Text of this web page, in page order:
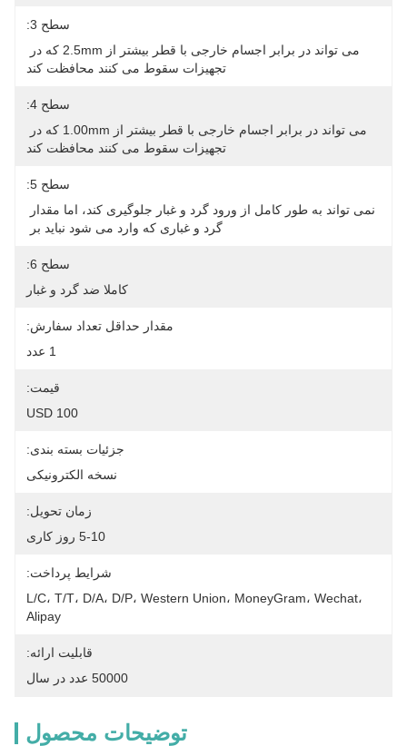
سطح 3:
تجهیزات سقوط می کنند محافظت کند
سطح 4:
تجهیزات سقوط می کنند محافظت کند
سطح 5:
گرد و غباری که وارد می شود نباید بر
سطح 6:
کاملا ضد گرد و غبار
مقدار حداقل تعداد سفارش:
1 عدد
قیمت:
100 USD
جزئیات بسته بندی:
نسخه الکترونیکی
زمان تحویل:
5-10 روز کاری
شرایط پرداخت:
L/C، T/T، D/A، D/P، Western Union، MoneyGram، Wechat،
Alipay
قابلیت ارائه:
50000 عدد در سال
توضیحات محصول